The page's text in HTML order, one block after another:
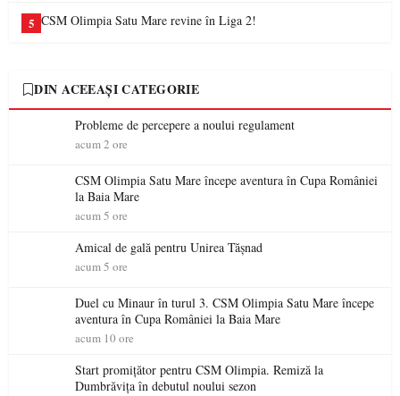
5 CSM Olimpia Satu Mare revine în Liga 2!
DIN ACEEAȘI CATEGORIE
Probleme de percepere a noului regulament
acum 2 ore
CSM Olimpia Satu Mare începe aventura în Cupa României
la Baia Mare
acum 5 ore
Amical de gală pentru Unirea Tășnad
acum 5 ore
Duel cu Minaur în turul 3. CSM Olimpia Satu Mare începe
aventura în Cupa României la Baia Mare
acum 10 ore
Start promițător pentru CSM Olimpia. Remiză la
Dumbrăvița în debutul noului sezon